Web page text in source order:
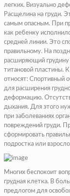
легких. Визуально
Расщелина на груди.
самым опасным. При
как ребенку
средней линии. Это
правильному. На
расширяющий грудину
титановой пластины.
относят: Спортивный
для расширения
деформацию.
дыхания. Для этого
при заболеваниях
повреждений груди.
сформировать
подростка или
Многих беспокоит
грудная клетка. В
предлогом для